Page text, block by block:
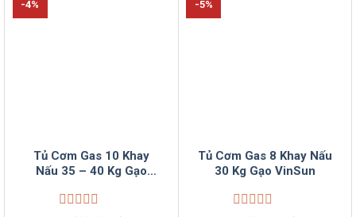
-4%
Tủ Cơm Gas 10 Khay
Nấu 35 – 40 Kg Gạo
-5%
Tủ Cơm Gas 8 Khay Nấu
30 Kg Gạo VinSun